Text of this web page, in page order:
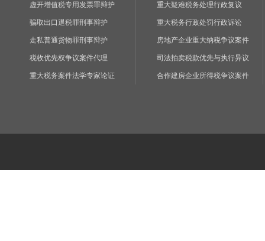
虚开增值税专用发票罪辩护
骗取出口退税罪刑事辩护
走私普通货物罪刑事辩护
税收优先权争议案件代理
重大税务案件法学专家论证
重大疑难税务处理行政复议
重大税务行政处罚行政诉讼
房地产企业重大纳税争议案件
司法拍卖税款优先与执行异议
合作建房企业所得税争议案件